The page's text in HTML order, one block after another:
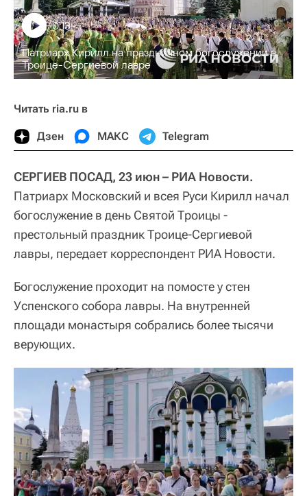
Патриарх Кирилл на праздничном богослужении в
Троице-Сергиевой лавре
0:13
Читать ria.ru в
Дзен МАКС Telegram
СЕРГИЕВ ПОСАД, 23 июн – РИА Новости.
Патриарх Московский и всея Руси Кирилл начал
богослужение в день Святой Троицы -
престольный праздник Троице-Сергиевой
лавры, передает корреспондент РИА Новости.
Богослужение проходит на помосте у стен
Успенского собора лавры. На внутренней
площади монастыря собрались более тысячи
верующих.